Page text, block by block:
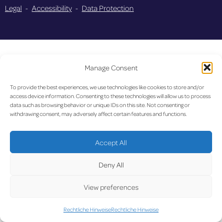
Manage Consent
To provide the best experiences, we use technologies like cookies to store and/or
access device information. Consenting to these technologies will allow us to process
data such as browsing behavior or unique IDs on this site. Not consenting or
withdrawing consent, may adversely affect certain features and functions.
Accept All
Deny All
View preferences
Rechtliche HinweiseRechtliche Hinweise
Legal - Accessibility - Data Protection